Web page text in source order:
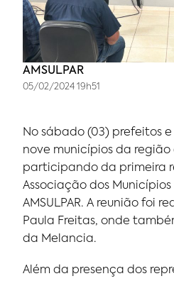
AMSULPAR
05/02/2024 19h51
No sábado (03) prefeitos
nove municípios da região
participando da primeira
Associação dos Municípios
AMSULPAR. A reunião foi
Paula Freitas, onde
da Melancia.
Além da presença dos